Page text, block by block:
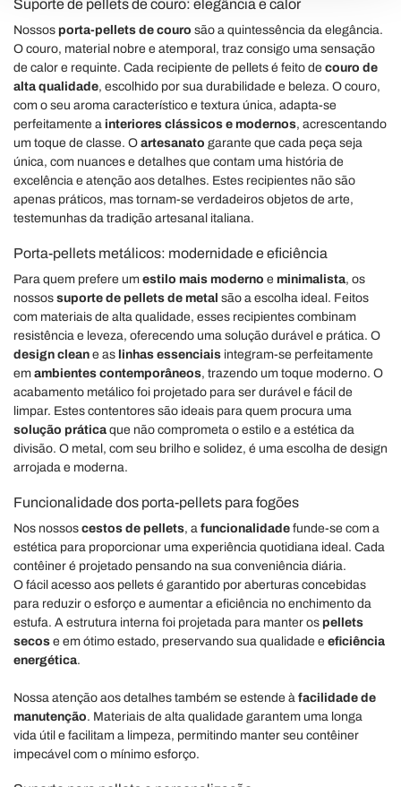
modificare o ritirare il tuo consenso in qualsiasi momento
dalla Dichiarazione sui cookie.
Utilizziamo i cookie per personalizzare contenuti ed
annunci, per fornire funzionalità dei social media e per
analizzare il nostro traffico. Condividiamo inoltre
informazioni sul modo in cui utilizza il nostro sito con i
nostri partner che si occupano di analisi dei dati web,
pubblicità e social media, i quali potrebbero combinarle
con altre informazioni che ha fornito loro o che hanno
Suporte de pellets de couro: elegância e calor
Nossos porta-pellets de couro são a quintessência da elegância.
O couro, material nobre e atemporal, traz consigo uma sensação
de calor e requinte. Cada recipiente de pellets é feito de couro de
alta qualidade, escolhido por sua durabilidade e beleza. O couro,
com o seu aroma característico e textura única, adapta-se
perfeitamente a interiores clássicos e modernos, acrescentando
um toque de classe. O artesanato garante que cada peça seja
única, com nuances e detalhes que contam uma história de
excelência e atenção aos detalhes. Estes recipientes não são
apenas práticos, mas tornam-se verdadeiros objetos de arte,
testemunhas da tradição artesanal italiana.
Porta-pellets metálicos: modernidade e eficiência
Para quem prefere um estilo mais moderno e minimalista, os
nossos suporte de pellets de metal são a escolha ideal. Feitos
com materiais de alta qualidade, esses recipientes combinam
resistência e leveza, oferecendo uma solução durável e prática. O
design clean e as linhas essenciais integram-se perfeitamente
em ambientes contemporâneos, trazendo um toque moderno. O
acabamento metálico foi projetado para ser durável e fácil de
limpar. Estes contentores são ideais para quem procura uma
solução prática que não comprometa o estilo e a estética da
divisão. O metal, com seu brilho e solidez, é uma escolha de design
arrojada e moderna.
Funcionalidade dos porta-pellets para fogões
Nos nossos cestos de pellets, a funcionalidade funde-se com a
estética para proporcionar uma experiência quotidiana ideal. Cada
contêiner é projetado pensando na sua conveniência diária.
O fácil acesso aos pellets é garantido por aberturas concebidas
para reduzir o esforço e aumentar a eficiência no enchimento da
estufa. A estrutura interna foi projetada para manter os pellets
secos e em ótimo estado, preservando sua qualidade e eficiência
energética.
Nossa atenção aos detalhes também se estende à facilidade de
manutenção. Materiais de alta qualidade garantem uma longa
vida útil e facilitam a limpeza, permitindo manter seu contêiner
impecável com o mínimo esforço.